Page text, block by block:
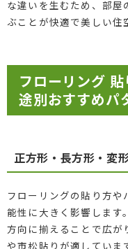
な違いを生むため、部
ぶことが快適で美しい住
フローリング
途別おすすめパ
正方形・長方形・変
フローリングの貼り方
能性に大きく影響します
方向に揃えることで広が
や市松貼りが適していま